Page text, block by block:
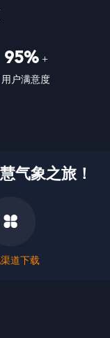
95%+
用户满意度
气象之旅！
道下载